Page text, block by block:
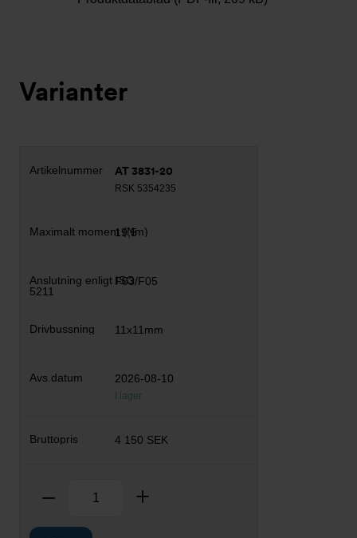
Varianter
AT 3831-20
RSK 5354235
19,5
F03/F05
11x11mm
2026-08-10
I lager
4 150 SEK
Ta bort